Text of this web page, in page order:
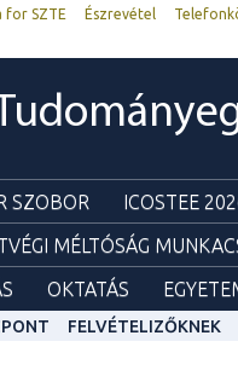
for SZTE Észrevétel
SZOBOR ICOSTEE
MÉLTÓSÁG
OKTATÁS
FELVÉTELIZŐKNEK